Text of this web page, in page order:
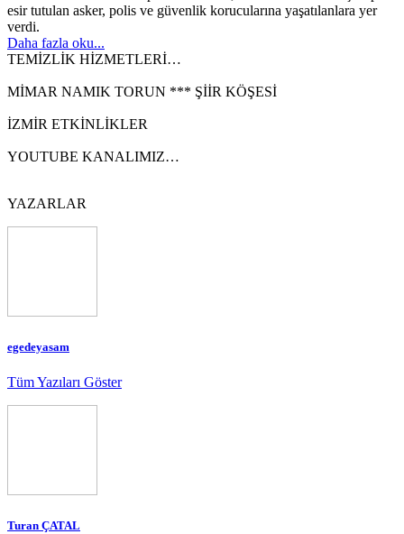
esir tutulan asker, polis ve güvenlik korucularına yaşatılanlara yer
verdi.
Daha fazla oku...
TEMİZLİK HİZMETLERİ…
MİMAR NAMIK TORUN *** ŞİİR KÖŞESİ
İZMİR ETKİNLİKLER
YOUTUBE KANALIMIZ…
YAZARLAR
egedeyasam
Tüm Yazıları Göster
Turan ÇATAL